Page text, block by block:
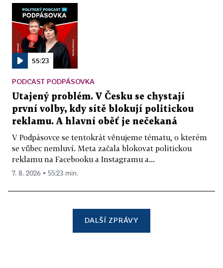
55:23
PODCAST PODPÁSOVKA
Utajený problém. V Česku se chystají
první volby, kdy sítě blokují politickou
reklamu. A hlavní oběť je nečekaná
V Podpásovce se tentokrát věnujeme tématu, o kterém
se vůbec nemluví. Meta začala blokovat politickou
reklamu na Facebooku a Instagramu a...
7. 8. 2026 ▪ 55:23 min.
DALŠÍ ZPRÁVY